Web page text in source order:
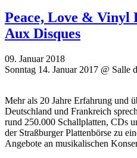
Peace, Love & Vinyl
Aux Disques
09. Januar 2018
Sonntag 14. Januar 2017 @ Salle
Mehr als 20 Jahre Erfahrung und
Deutschland und Frankreich
rund 250.000 Schallplatten, CDs
der Straßburger Plattenbörse zu
Angebote an musikalischen